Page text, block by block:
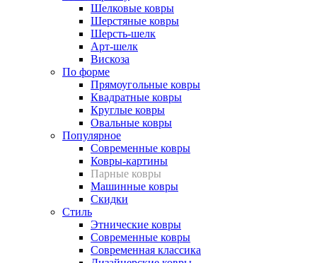
Шелковые ковры
Шерстяные ковры
Шерсть-шелк
Арт-шелк
Вискоза
По форме
Прямоугольные ковры
Квадратные ковры
Круглые ковры
Овальные ковры
Популярное
Современные ковры
Ковры-картины
Парные ковры
Машинные ковры
Скидки
Стиль
Этнические ковры
Современные ковры
Современная классика